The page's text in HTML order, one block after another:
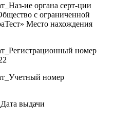
ие органа серт-ции
с ограниченной
Место нахождения
номер
номер
выдачи